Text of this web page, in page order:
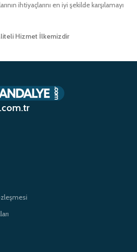
ihtiyaçlarını en iyi şekilde karşılamayı
Hizmet İlkemizdir
eğitim kurumlarının ihtiyaçlarına hızlı ve
öncü bir konumda yer almayı